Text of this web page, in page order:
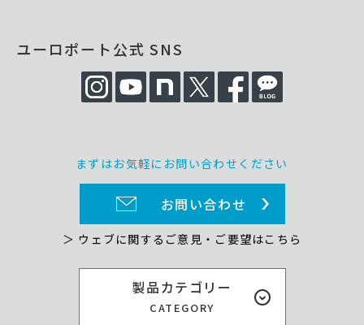
製品カテゴリー
CATEGORY
ユーロポート公式 SNS
まずはお気軽にお問い合わせください
お問い合わせ
＞ ウェブに関するご意見・ご要望はこちら